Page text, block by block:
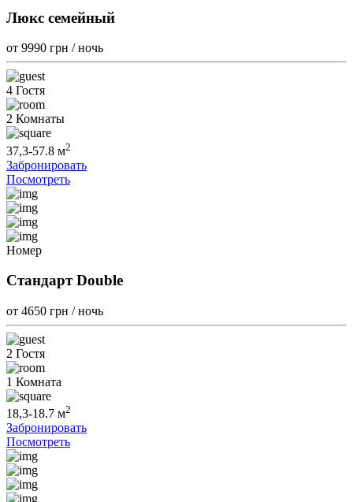
Люкс семейный
от 9990 грн / ночь
4 Гостя
2 Комнаты
37,3-57.8 м2
Забронировать
Посмотреть
Номер
Стандарт Double
от 4650 грн / ночь
2 Гостя
1 Комната
18,3-18.7 м2
Забронировать
Посмотреть